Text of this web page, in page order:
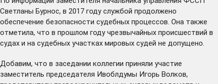
Светланы Бурнос, в 2017 году службой продолжено
обеспечение безопасности судебных процессов. Она также
отметила, что в прошлом году чрезвычайных происшествий в
судах и на судебных участках мировых судей не допущено.
Добавим, что в заседании коллегии приняли участие
заместитель председателя Ивоблдумы Игорь Волков,